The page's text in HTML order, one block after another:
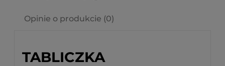
Opinie o produkcie (0)
TABLICZKA